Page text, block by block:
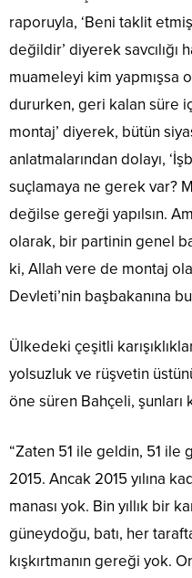
raporuyla, ‘Beni taklit
değildir’ diyerek savcılığı
muameleyi kim yapmışsa
dururken, geri kalan süre
montaj’ diyerek, bütün
anlatmalarından dolayı,
suçlamaya ne gerek var?
değilse gereği yapılsın.
olarak, bir partinin genel
ki, Allah vere de montaj
Devleti’nin başbakanına
Ülkedeki çeşitli
yolsuzluk ve rüşvetin
öne süren Bahçeli, şunları
“Zaten 51 ile geldin, 51 ile
2015. Ancak 2015 yılına
manası yok. Bin yıllık bir
güneydoğu, batı, her
kışkırtmanın gereği yok.